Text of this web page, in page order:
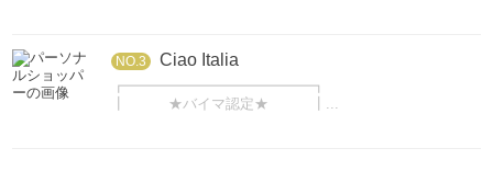
NO.3 Ciao Italia
┏━━━━━━━━━━━━━┓
┃ ★バイマ認定★ ┃...